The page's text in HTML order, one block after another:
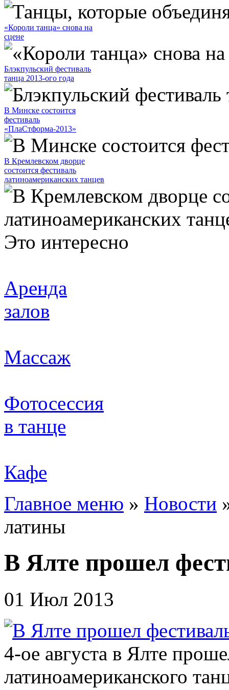
«Короли танца» снова на
сцене
Блэкпульский фестиваль
танца 2013-ого года
В Минске состоится
фестиваль
«ПлаСтформа-2013»
В Кремлевском дворце
состоится фестиваль
латиноамериканских танцев
Это интересно
Аренда
залов
Массаж
Фотосессия
в танце
Кафе
Главное меню » Новости
латины
В Ялте прошел
01 Июл 2013
4-ое августа в Ялте
латиноамериканского